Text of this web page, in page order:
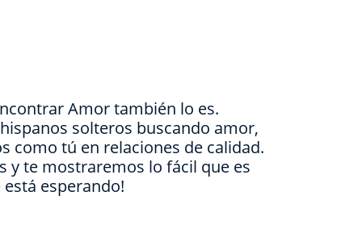
Amor también lo es.
solteros buscando amor,
como tú en relaciones de calidad.
y te mostraremos lo fácil que es
esperando!